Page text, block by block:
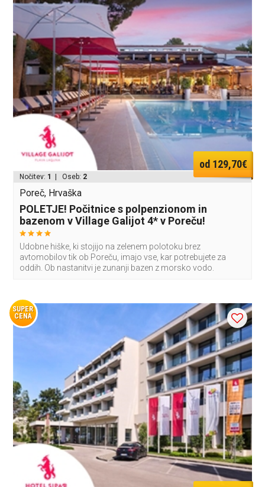
od 129,70€
Nočitev: 1 | Oseb: 2
Poreč, Hrvaška
POLETJE! Počitnice s polpenzionom in
bazenom v Village Galijot 4* v Poreču!
Udobne hiške, ki stojijo na zelenem polotoku brez
avtomobilov tik ob Poreču, imajo vse, kar potrebujete za
oddih. Ob nastanitvi je zunanji bazen z morsko vodo.
SUPER
CENA